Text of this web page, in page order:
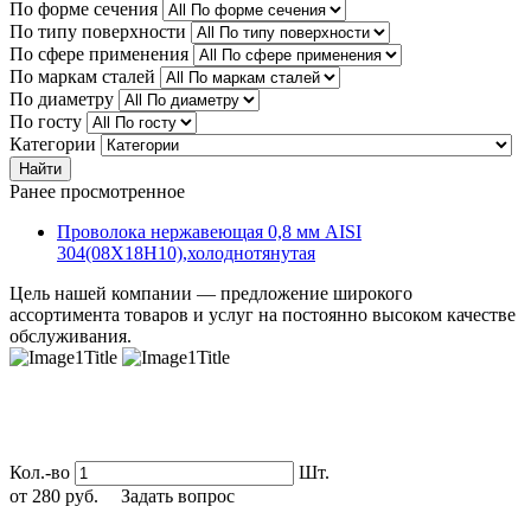
По форме сечения
По типу поверхности
По сфере применения
По маркам сталей
По диаметру
По госту
Категории
Найти
Ранее просмотренное
Проволока нержавеющая 0,8 мм AISI
304(08Х18Н10),холоднотянутая
Цель нашей компании — предложение широкого
ассортимента товаров и услуг на постоянно высоком качестве
обслуживания.
Кол.-во
Шт.
от 280 руб.
Задать вопрос